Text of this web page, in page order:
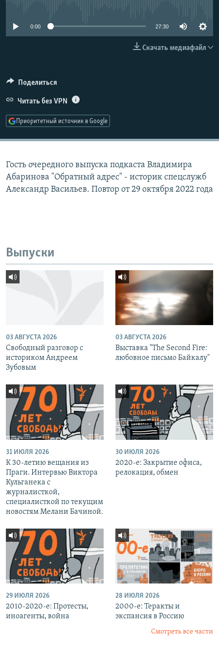
ПОДПИШИТЕСЬ НА РАССЫЛКУ
Все сайты РСЕ/РС
0:00 27:30
Скачать медиафайл
Поделиться
Читать без VPN
Приоритетный источник в Google
Гость очередного выпуска подкаста Владимира
Абаринова "Обратный адрес" - историк спецслужб
Александр Васильев. Повтор от 29 октября 2022 года
Выпуски
03 АВГУСТА 2026
Свободный разговор с
историком Андреем
Зубовым
03 АВГУСТА 2026
Выставка "The Second Fire:
любовное письмо Байкалу"
31 ИЮЛЯ 2026
К 30-летию вещания из
Праги. Интервью Виктора
Кульганека с
журналисткой,
специалисткой по текущим
новостям Мелани Бачиной.
30 ИЮЛЯ 2026
2020-е: Закрытие офиса,
релокация, обмен
29 ИЮЛЯ 2026
2010-2020-е: Протесты,
иноагенты, война
28 ИЮЛЯ 2026
2000-е: Теракты и
экспансия в Россию
Смотреть все части